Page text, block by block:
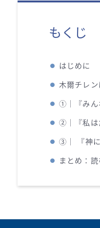
もくじ
はじめに
木爾チレ
①｜『みん
②｜『私は
③｜ 『神
まとめ：読